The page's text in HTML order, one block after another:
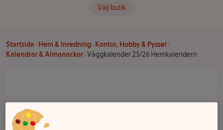
Välj butik
Startsida Hem & Inredning
Kontor, Hobby & Pyssel
Kalendrar & Almanackor Väggkalender 25/26 Hemkalendern